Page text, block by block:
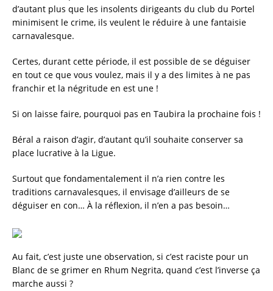
d’autant plus que les insolents dirigeants du club du Portel
minimisent le crime, ils veulent le réduire à une fantaisie
carnavalesque.
Certes, durant cette période, il est possible de se déguiser
en tout ce que vous voulez, mais il y a des limites à ne pas
franchir et la négritude en est une !
Si on laisse faire, pourquoi pas en Taubira la prochaine fois !
Béral a raison d’agir, d’autant qu’il souhaite conserver sa
place lucrative à la Ligue.
Surtout que fondamentalement il n’a rien contre les
traditions carnavalesques, il envisage d’ailleurs de se
déguiser en con… À la réflexion, il n’en a pas besoin…
Au fait, c’est juste une observation, si c’est raciste pour un
Blanc de se grimer en Rhum Negrita, quand c’est l’inverse ça
marche aussi ?